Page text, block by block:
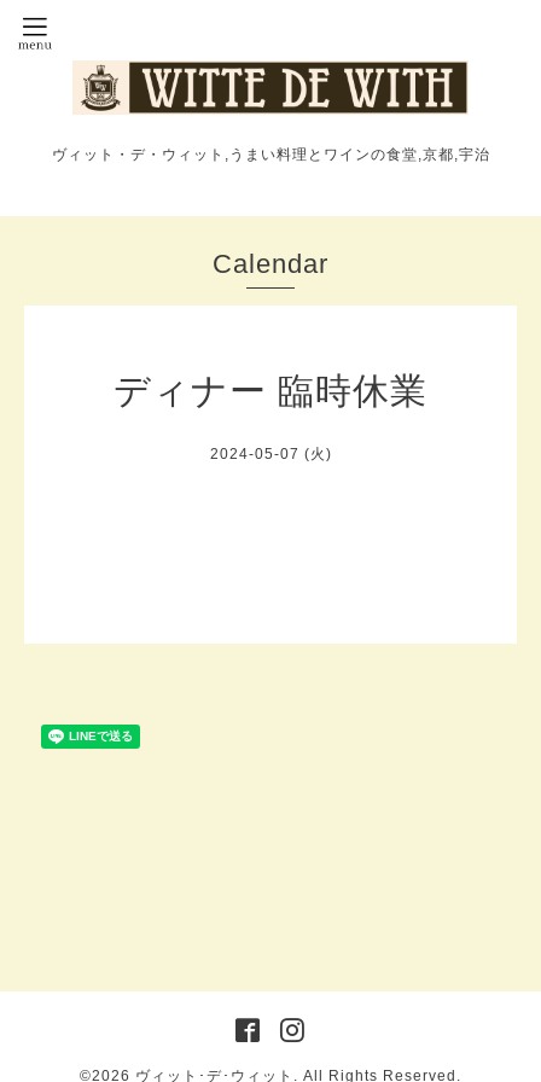
ヴィット・デ・ウィット,うまい料理とワインの食堂,京都,宇治
Calendar
ディナー 臨時休業
2024-05-07 (火)
©2026 ヴィット･デ･ウィット . All Rights Reserved.